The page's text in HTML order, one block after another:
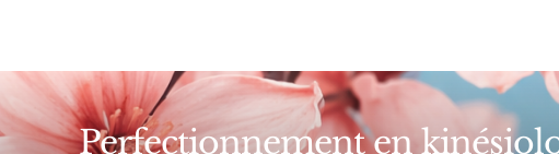
Perfectionnement en